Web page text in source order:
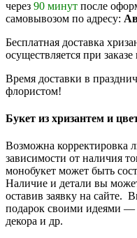
через 90 минут после
самовывозом по адресу:
Бесплатная доставка
осуществляется при
Время доставки в
флористом!
Букет из хризантем и
Возможна корректировка
зависимости от наличия
монобукет может быть
Наличие и детали вы
оставив заявку на сайте.
подарок своими идеями —
декора и др.